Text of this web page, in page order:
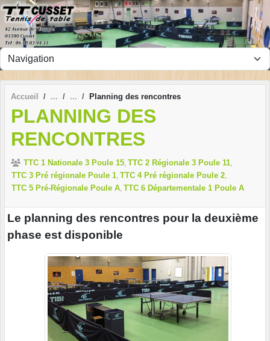
Accueil Planning des rencontres
PLANNING DES
RENCONTRES
TTC 1 Nationale 3 Poule 15 TTC 2 Régionale 3 Poule 11
TTC 3 Pré régionale Poule 1 TTC 4 Pré régionale Poule 2
TTC 5 Pré-Régionale Poule A TTC 6 Départementale 1 Poule A
Le planning des rencontres pour la deuxième
phase est disponible
Panneau de gestion des cookies